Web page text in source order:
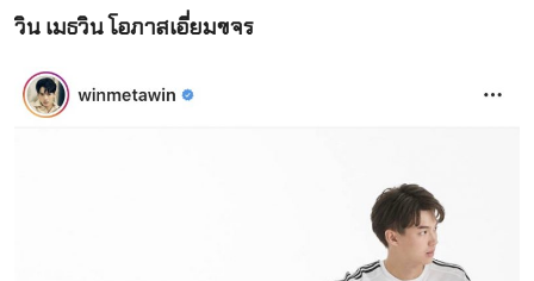
วิน เมธวิน โอภาสเอี่ยมขจร